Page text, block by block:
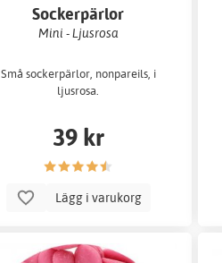
Sockerpärlor
Mini - Ljusrosa
Små sockerpärlor, nonpareils, i
ljusrosa.
39 kr
Lägg i varukorg